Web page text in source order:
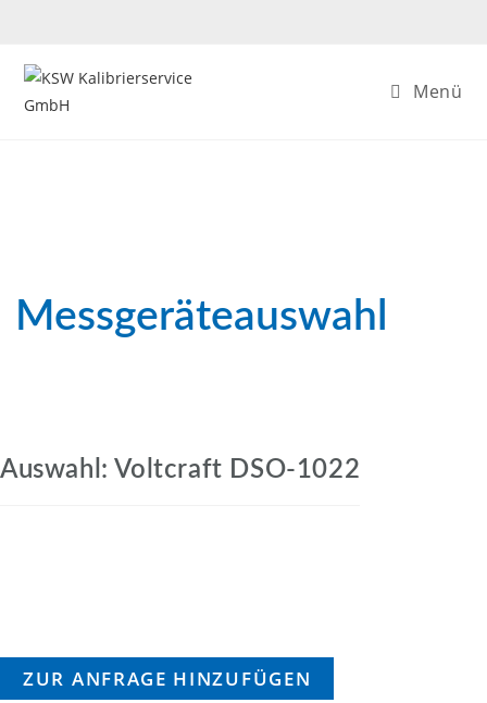
springen
Menü
Messgeräteauswahl
Auswahl: Voltcraft DSO-1022
ZUR ANFRAGE HINZUFÜGEN